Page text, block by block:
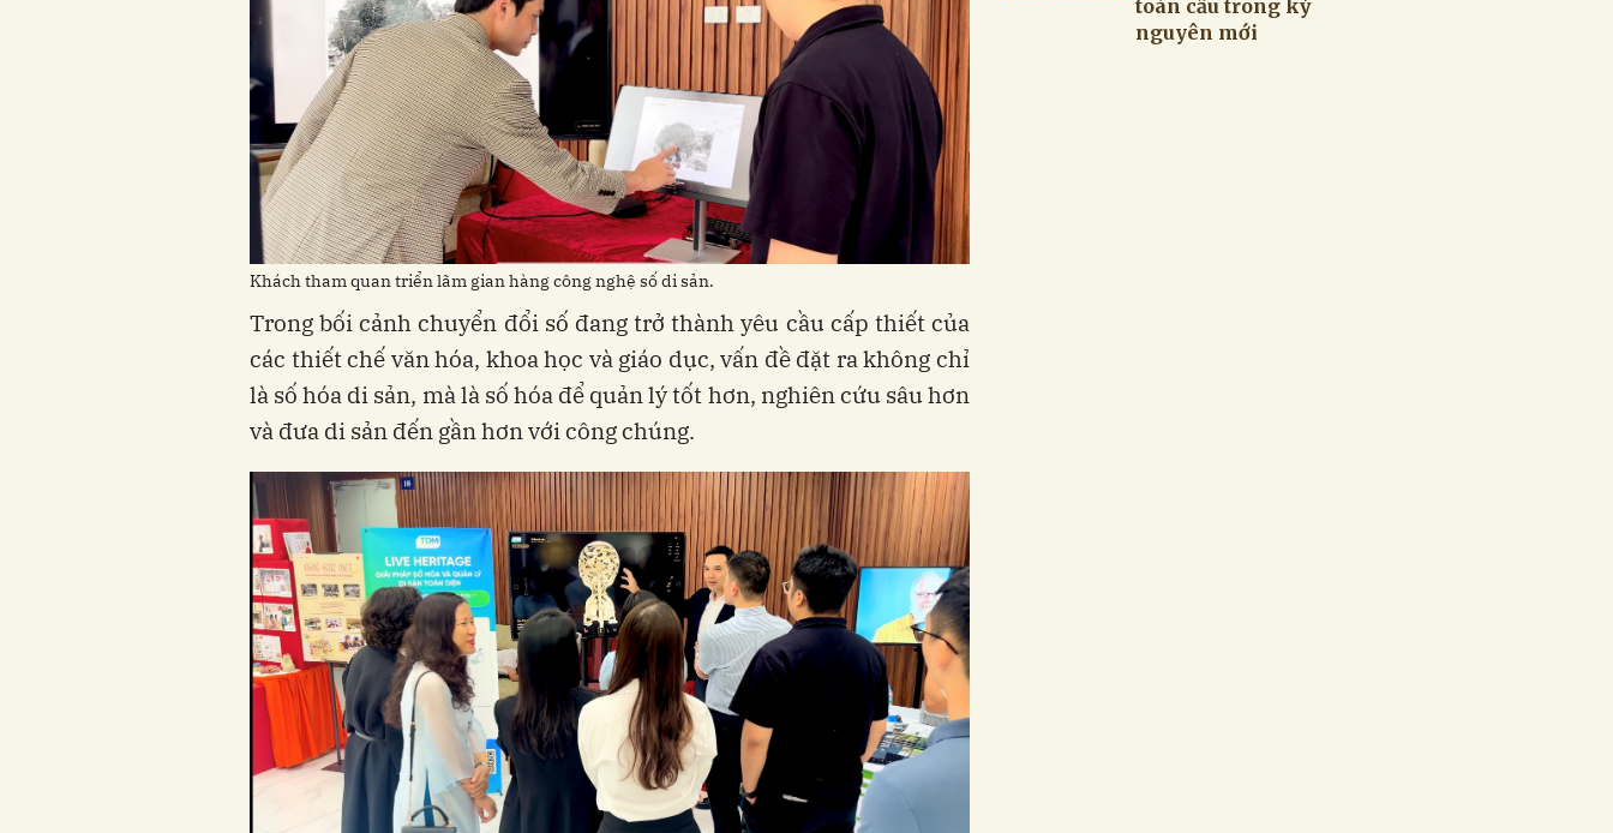
Khách tham quan triển lãm gian hàng công nghệ số di sản.
Trong bối cảnh chuyển đổi số đang trở thành yêu cầu cấp thiết của
các thiết chế văn hóa, khoa học và giáo dục, vấn đề đặt ra không chỉ
là số hóa di sản, mà là số hóa để quản lý tốt hơn, nghiên cứu sâu hơn
và đưa di sản đến gần hơn với công chúng.
toàn cầu trong kỷ
nguyên mới